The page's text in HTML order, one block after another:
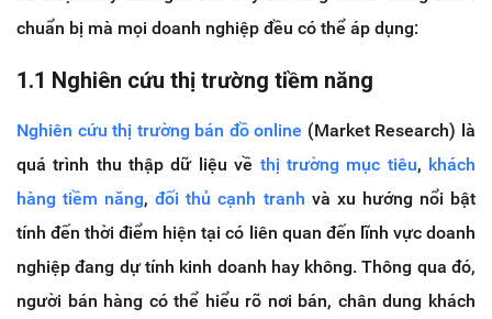
chuẩn bị mà mọi doanh nghiệp đều có thể áp dụng:
1.1 Nghiên cứu thị trường tiềm năng
Nghiên cứu thị trường bán đồ online (Market Research) là
quá trình thu thập dữ liệu về thị trường mục tiêu, khách
hàng tiềm năng,đối thủ cạnh tranh và xu hướng nổi bật
tính đến thời điểm hiện tại có liên quan đến lĩnh vực doanh
nghiệp đang dự tính kinh doanh hay không. Thông qua đó,
người bán hàng có thể hiểu rõ nơi bán, chân dung khách